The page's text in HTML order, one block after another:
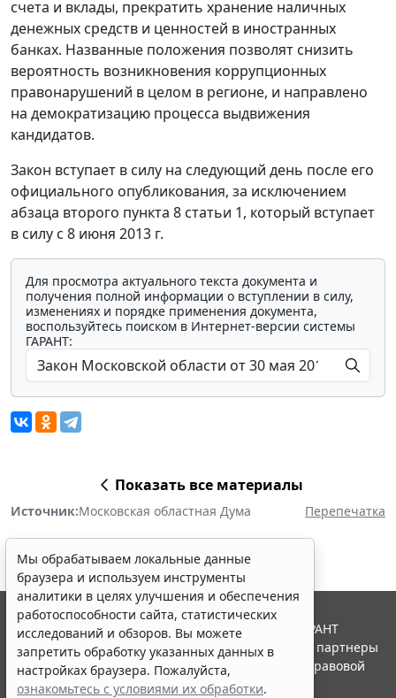
счета и вклады, прекратить хранение наличных
денежных средств и ценностей в иностранных
банках. Названные положения позволят снизить
вероятность возникновения коррупционных
правонарушений в целом в регионе, и направлено
на демократизацию процесса выдвижения
кандидатов.
Закон вступает в силу на следующий день после его
официального опубликования, за исключением
абзаца второго пункта 8 статьи 1, который вступает
в силу с 8 июня 2013 г.
Для просмотра актуального текста документа и
получения полной информации о вступлении в силу,
изменениях и порядке применения документа,
воспользуйтесь поиском в Интернет-версии системы
ГАРАНТ:
Показать все материалы
Источник:Московская областная Дума Перепечатка
Мы обрабатываем локальные данные
браузера и используем инструменты
аналитики в целях улучшения и обеспечения
работоспособности сайта, статистических
исследований и обзоров. Вы можете
запретить обработку указанных данных в
настройках браузера. Пожалуйста,
ознакомьтесь с условиями их обработки.
© ООО "НПП "ГАРАНТ-СЕРВИС", 2026. Система ГАРАНТ
выпускается с 1990 года. Компания "Гарант" и ее партнеры
являются участниками Российской ассоциации правовой
информации ГАРАНТ.